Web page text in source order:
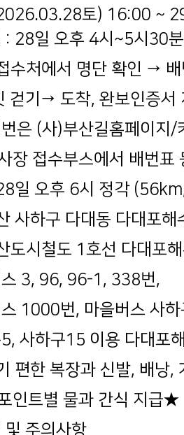
토) 16:00 ~
28일 오후 4시~5시30분
수처에서 명단 확인 →
걷기→ 도착, 완보인증
은 (사)부산길홈페이지/
장 접수부스에서 배번표
일 오후 6시 정각
사하구 다대동 다대포해
도시철도 1호선 다대포
96, 96-1, 338번,
번, 마을버스 사하
구15 이용 다대포해
편한 복장과 신발, 배낭,
별 물과 간식 지급★
주의사항